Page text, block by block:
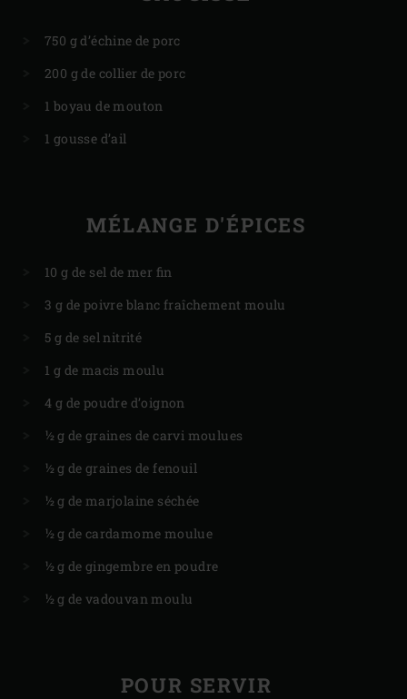
750 g d’échine de porc
200 g de collier de porc
1 boyau de mouton
1 gousse d’ail
MÉLANGE D'ÉPICES
10 g de sel de mer fin
3 g de poivre blanc fraîchement moulu
5 g de sel nitrité
1 g de macis moulu
4 g de poudre d’oignon
½ g de graines de carvi moulues
½ g de graines de fenouil
½ g de marjolaine séchée
½ g de cardamome moulue
½ g de gingembre en poudre
½ g de vadouvan moulu
POUR SERVIR